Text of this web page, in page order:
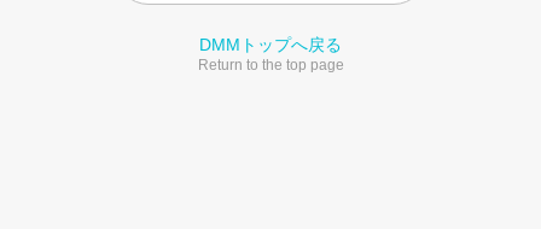
DMMトップへ戻る
Return to the top page